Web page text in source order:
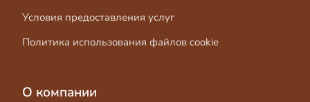
Условия предоставления услуг
Политика использования файлов cookie
О компании